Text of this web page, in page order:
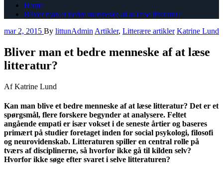
Home
Bliver man et bedre menneske af at læse litteratur?
mar 2, 2015 By littunAdmin Artikler, Litterære artikler Katrine Lund
Bliver man et bedre menneske af at læse
litteratur?
Af Katrine Lund
Kan man blive et bedre menneske af at læse litteratur? Det er et
spørgsmål, flere forskere begynder at analysere. Feltet
angående empati er især vokset i de seneste årtier og baseres
primært på studier foretaget inden for social psykologi, filosofi
og neurovidenskab. Litteraturen spiller en central rolle på
tværs af disciplinerne, så hvorfor ikke gå til kilden selv?
Hvorfor ikke søge efter svaret i selve litteraturen?